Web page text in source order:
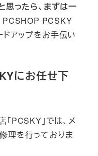
思ったら、まずは一
PCSHOP PCSKY
アップをお手伝い
にお任せ下
PCSKY」では、メ
理を行っておりま